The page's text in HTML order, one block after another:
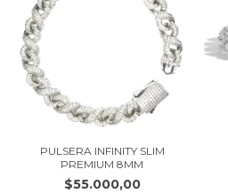
PULSERA INFINITY SLIM
PREMIUM 8MM
$55.000,00